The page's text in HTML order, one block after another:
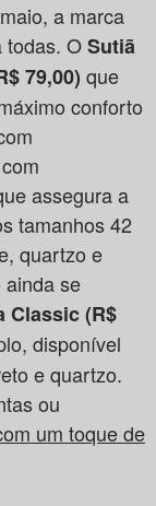
a marca
todas. OSutiã
79,00) que
conforto
assegura a
tamanhos 42
quartzo e
ainda se
Classic(R$
disponível
e quartzo.
ou
um toque de